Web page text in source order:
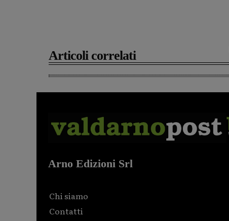
Articoli correlati
Arno Edizioni Srl
Chi siamo
Contatti